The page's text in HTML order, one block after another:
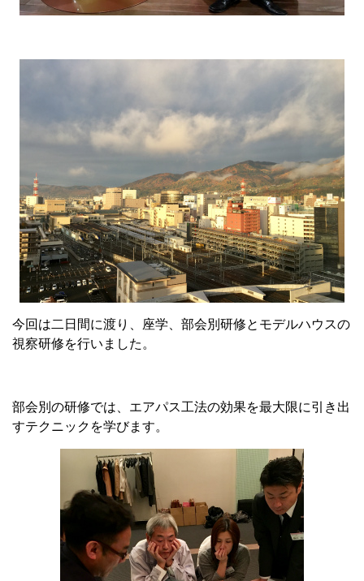
今回は二日間に渡り、座学、部会別研修とモデルハウスの
視察研修を行いました。
部会別の研修では、エアパス工法の効果を最大限に引き出
すテクニックを学びます。